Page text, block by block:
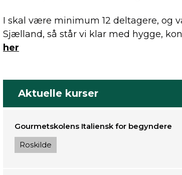
I skal være minimum 12 deltagere, og
Sjælland, så står vi klar med hygge,
her
Aktuelle kurser
Gourmetskolens Italiensk for begyndere
Roskilde